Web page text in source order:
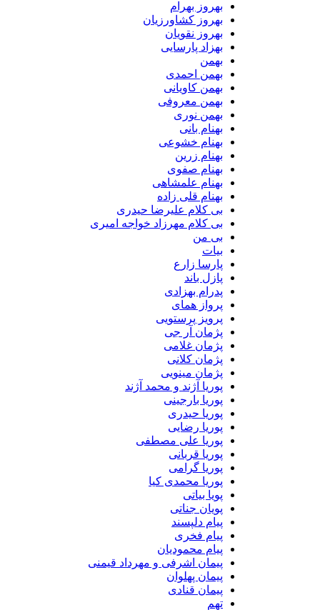
بهروز بهرام
بهروز کشاورزیان
بهروز نقویان
بهزاد پارسایی
بهمن
بهمن احمدی
بهمن کاویانی
بهمن معروفی
بهمن نوری
بهنام بانی
بهنام خشوعی
بهنام زرین
بهنام صفوی
بهنام علمشاهی
بهنام قلی زاده
بی کلام علیرضا حیدری
بی کلام مهرزاد خواجه امیری
بی من
بیات
پارسا زارع
پازل باند
پدرام بهزادی
پرواز همای
پرویز پرستویی
پژمان آر جی
پژمان غلامی
پژمان کلانی
پژمان مینویی
پوریا آژند و محمد آژند
پوریا بارجینی
پوریا حیدری
پوریا رضایی
پوریا علی مصطفی
پوریا قربانی
پوریا گرامی
پوریا محمدی کیا
پویا بیاتی
پویان جناتی
پیام دلپسند
پیام فخری
پیام محمودیان
پیمان اشرفی و مهرداد قیمنی
پیمان پهلوان
پیمان قنادی